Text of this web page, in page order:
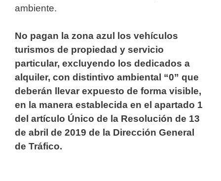
ambiente.
No pagan la zona azul los vehículos
turismos de propiedad y servicio
particular, excluyendo los dedicados a
alquiler, con distintivo ambiental “0” que
deberán llevar expuesto de forma visible,
en la manera establecida en el apartado 1
del artículo Único de la Resolución de 13
de abril de 2019 de la Dirección General
de Tráfico.